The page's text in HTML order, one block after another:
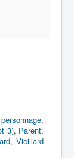
,
3), Parent,
, Vieillard